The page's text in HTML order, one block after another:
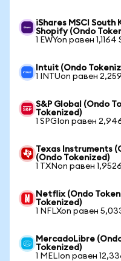
iShares MSCI South
Shopify (Ondo
1 EWYon равен
Intuit (Ondo
1 INTUon равен
S&P Global (Ondo
Tokenized)
1 SPGIon равен
Texas Instruments
(Ondo Tokenized)
1 TXNon равен
Netflix (Ondo
Tokenized)
1 NFLXon равен
MercadoLibre
Tokenized)
1 MELIon равен